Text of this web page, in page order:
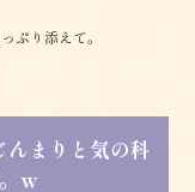
ぷり添えて。
まりと気の科
ｗ